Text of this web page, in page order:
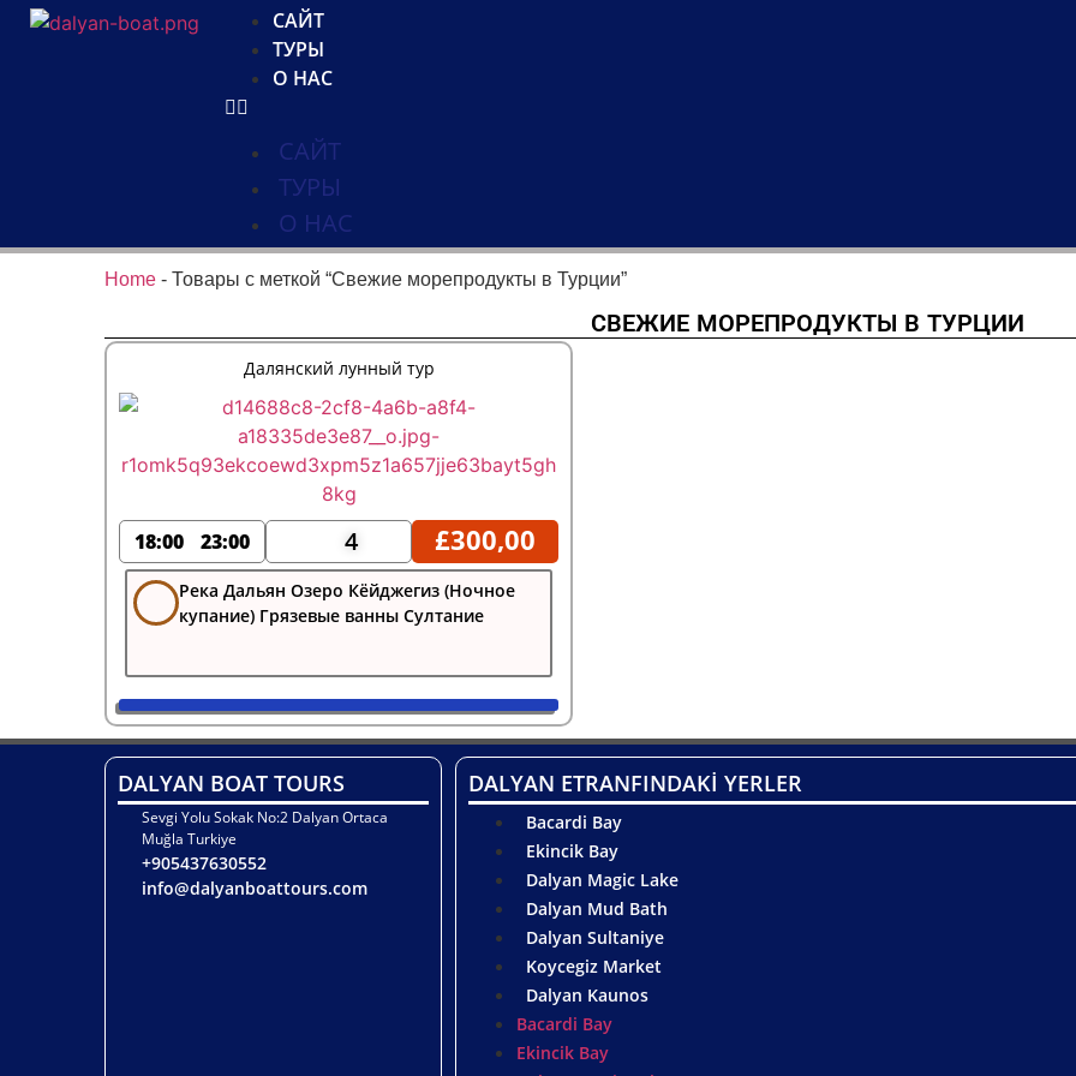
САЙТ
ТУРЫ
О НАС
САЙТ
ТУРЫ
О НАС
Home - Товары с меткой “Свежие морепродукты в Турции”
СВЕЖИЕ МОРЕПРОДУКТЫ В ТУРЦИИ
Далянский лунный тур
18:00 23:00 4 £300,00
Река Дальян Озеро Кёйджегиз (Ночное
купание) Грязевые ванны Султание
DALYAN BOAT TOURS
Sevgi Yolu Sokak No:2 Dalyan Ortaca
Muğla Turkiye
+905437630552
info@dalyanboattours.com
DALYAN ETRANFINDAKİ YERLER
Bacardi Bay
Ekincik Bay
Dalyan Magic Lake
Dalyan Mud Bath
Dalyan Sultaniye
Koycegiz Market
Dalyan Kaunos
Bacardi Bay
Ekincik Bay